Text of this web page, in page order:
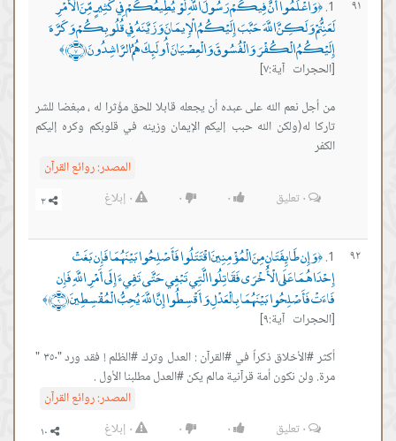
٩١ ﴿وَاعْلَمُوا أَنَّ فِيكُمْ رَسُولَ اللَّهِ لَوْ يُطِيعُكُمْ فِي كَثِيرٍ مِّنَ الْأَمْرِ
لَعَنِتُّمْ وَلَكِنَّ اللَّهَ حَبَّبَ إِلَيْكُمُ الْإِيمَانَ وَزَيَّنَهُ فِي قُلُوبِكُمْ وَكَرَّهَ
إِلَيْكُمُ الْكُفْرَ وَالْفُسُوقَ وَالْعِصْيَانَ أُولَئِكَ هُمُ الرَّاشِدُونَ ﴿٧﴾ ﴾
[الحجرات آية:٧]
من أجل نعم الله على عبده أن يجعله قابلا للحق مؤْثرا له ، مبغضا للشر
تاركا له(ولكن الله حبب إليكم الإيمان وزينه في قلوبكم وكره إليكم
الكفر
المصدر:روائع القرآن
٠تعليق ٠ ٠ ٠ إبلاغ
٩٢ ﴿وَإِن طَائِفَتَانِ مِنَ الْمُؤْمِنِينَ اقْتَتَلُوا فَأَصْلِحُوا بَيْنَهُمَا فَإِن بَغَتْ
إِحْدَاهُمَا عَلَى الْأُخْرَى فَقَاتِلُوا الَّتِي تَبْغِي حَتَّى تَفِيءَ إِلَى أَمْرِ اللَّهِ فَإِن
فَاءَتْ فَأَصْلِحُوا بَيْنَهُمَا بِالْعَدْلِ وَأَقْسِطُوا إِنَّ اللَّهَ يُحِبُّ الْمُقْسِطِينَ ﴿٩﴾ ﴾
[الحجرات آية:٩]
أكثر #الأخلاق ذكراً في #القرآن : العدل وترك #الظلم ! فقد ورد "٣٥٠ "
مرة. ولن نكون أمة قرآنية مالم يكن #العدل مطلبنا الأول .
المصدر:روائع القرآن
٠تعليق ٠ ٠ ٠ إبلاغ